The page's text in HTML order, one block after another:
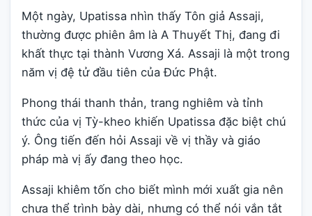
Một ngày, Upatissa nhìn thấy Tôn giả Assaji,
thường được phiên âm là A Thuyết Thị, đang đi
khất thực tại thành Vương Xá. Assaji là một trong
năm vị đệ tử đầu tiên của Đức Phật.
Phong thái thanh thản, trang nghiêm và tỉnh
thức của vị Tỳ-kheo khiến Upatissa đặc biệt chú
ý. Ông tiến đến hỏi Assaji về vị thầy và giáo
pháp mà vị ấy đang theo học.
Assaji khiêm tốn cho biết mình mới xuất gia nên
chưa thể trình bày dài, nhưng có thể nói vắn tắt